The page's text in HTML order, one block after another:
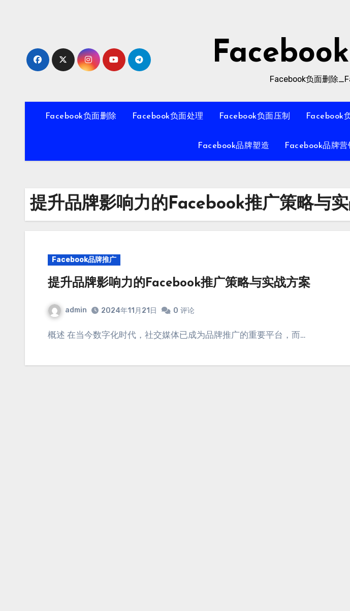
Facebook负面删除
Facebook负面删除 Facebook负面处理 Facebook负面压制 Facebook
Facebook品牌塑造 Facebook品牌营
提升品牌影响力的Facebook推广策略与
Facebook品牌推广
提升品牌影响力的Facebook推广策略与实战方案
admin 2024年11月21日 0 评论
概述 在当今数字化时代，社交媒体已成为品牌推广的重要平台，而…